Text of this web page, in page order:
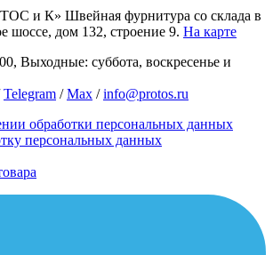
и К» Швейная фурнитура со склада в
шоссе, дом 132, строение 9. На карте
Выходные: суббота, воскресенье и
Telegram /Max /info@protos.ru
обработки персональных данных
персональных данных